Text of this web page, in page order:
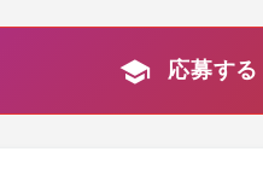
応募する